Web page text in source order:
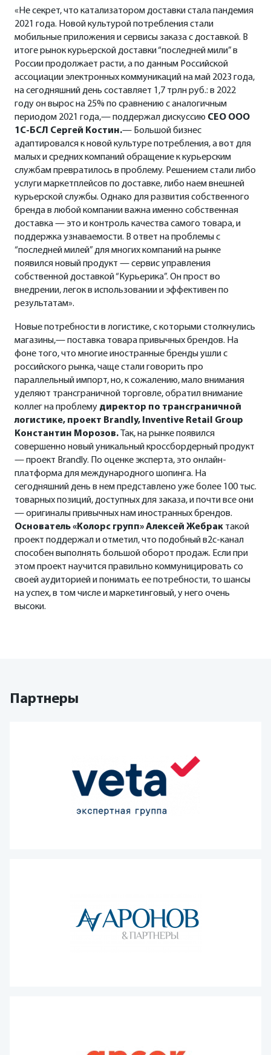
«Не секрет, что катализатором доставки стала пандемия
2021 года. Новой культурой потребления стали
мобильные приложения и сервисы заказа с доставкой. В
итоге рынок курьерской доставки “последней мили” в
России продолжает расти, а по данным Российской
ассоциации электронных коммуникаций на май 2023 года,
на сегодняшний день составляет 1,7 трлн руб.: в 2022
году он вырос на 25% по сравнению с аналогичным
периодом 2021 года,— поддержал дискуссию CEO ООО
1С-БСЛ Сергей Костин.— Большой бизнес
адаптировался к новой культуре потребления, а вот для
малых и средних компаний обращение к курьерским
службам превратилось в проблему. Решением стали либо
услуги маркетплейсов по доставке, либо наем внешней
курьерской службы. Однако для развития собственного
бренда в любой компании важна именно собственная
доставка — это и контроль качества самого товара, и
поддержка узнаваемости. В ответ на проблемы с
“последней милей” для многих компаний на рынке
появился новый продукт — сервис управления
собственной доставкой “Курьерика”. Он прост во
внедрении, легок в использовании и эффективен по
результатам».
Новые потребности в логистике, с которыми столкнулись
магазины,— поставка товара привычных брендов. На
фоне того, что многие иностранные бренды ушли с
российского рынка, чаще стали говорить про
параллельный импорт, но, к сожалению, мало внимания
уделяют трансграничной торговле, обратил внимание
коллег на проблему директор по трансграничной
логистике, проект Brandly, Inventive Retail Group
Константин Морозов. Так, на рынке появился
совершенно новый уникальный кроссбордерный продукт
— проект Brandly. По оценке эксперта, это онлайн-
платформа для международного шопинга. На
сегодняшний день в нем представлено уже более 100 тыс.
товарных позиций, доступных для заказа, и почти все они
— оригиналы привычных нам иностранных брендов.
Основатель «Колорс групп» Алексей Жебрак такой
проект поддержал и отметил, что подобный в2с-канал
способен выполнять большой оборот продаж. Если при
этом проект научится правильно коммуницировать со
своей аудиторией и понимать ее потребности, то шансы
на успех, в том числе и маркетинговый, у него очень
высоки.
Партнеры